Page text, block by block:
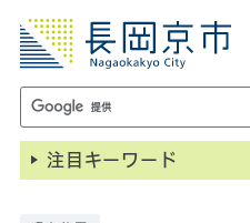
注目キーワード